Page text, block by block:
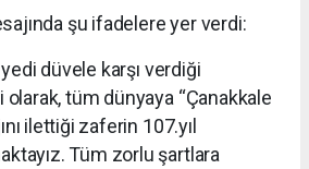
şu ifadelere yer verdi:
düvele karşı verdiği
tüm dünyaya “Çanakkale
ilettiği zaferin 107.yıl
Tüm zorlu şartlara